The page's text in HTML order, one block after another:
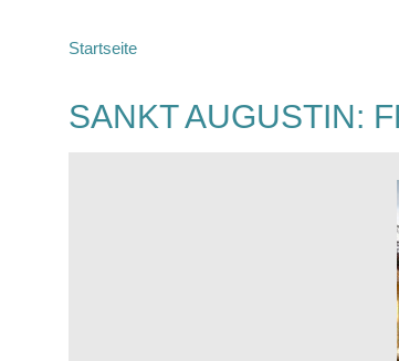
Startseite
SANKT AUGUSTIN: